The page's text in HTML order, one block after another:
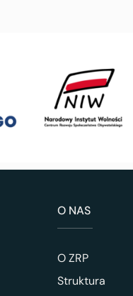
O NAS
O ZRP
Struktura